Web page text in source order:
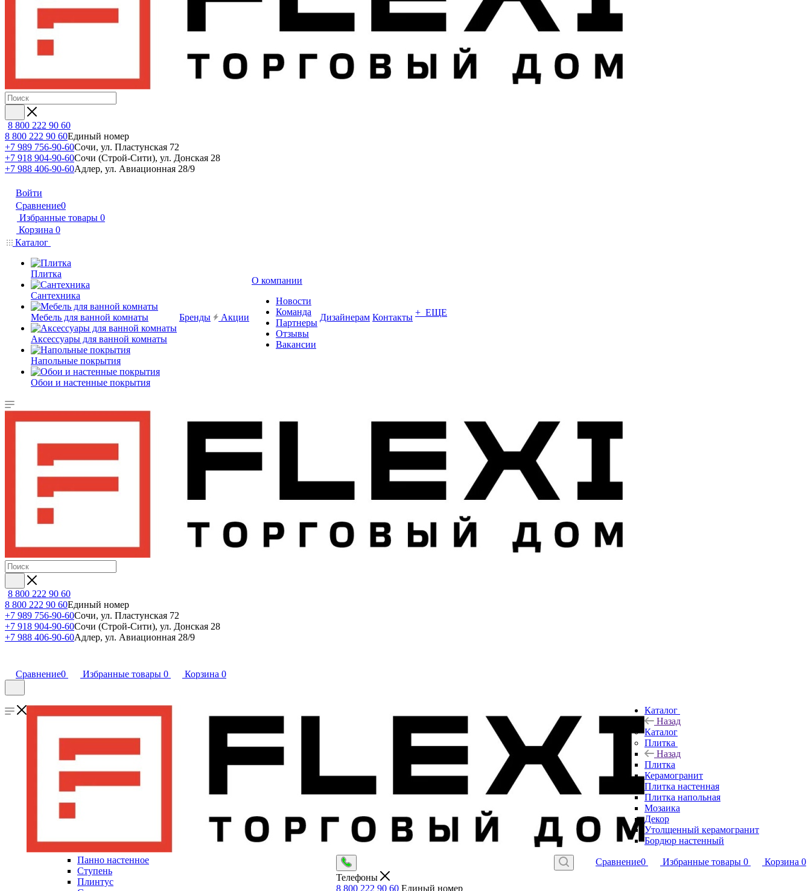
8 800 222 90 60
8 800 222 90 60Единый номер
+7 989 756-90-60Сочи, ул. Пластунская 72
+7 918 904-90-60Сочи (Строй-Сити), ул. Донская 28
+7 988 406-90-60Адлер, ул. Авиационная 28/9
Войти
Сравнение0
Избранные товары 0
Корзина 0
Каталог
Плитка
Сантехника
Мебель для ванной комнаты
Аксессуары для ванной комнаты
Напольные покрытия
Обои и настенные покрытия
Бренды Акции
О компании
Новости
Команда
Партнеры
Отзывы
Вакансии
Дизайнерам Контакты + ЕЩЕ
8 800 222 90 60
8 800 222 90 60Единый номер
+7 989 756-90-60Сочи, ул. Пластунская 72
+7 918 904-90-60Сочи (Строй-Сити), ул. Донская 28
+7 988 406-90-60Адлер, ул. Авиационная 28/9
Сравнение0 Избранные товары 0 Корзина 0
Сравнение0 Избранные товары 0 Корзина 0
Телефоны
8 800 222 90 60 Единый номер
Каталог
Назад
Каталог
Плитка
Назад
Плитка
Керамогранит
Плитка настенная
Плитка напольная
Мозаика
Декор
Утолщенный керамогранит
Бордюр настенный
Панно настенное
Ступень
Плинтус